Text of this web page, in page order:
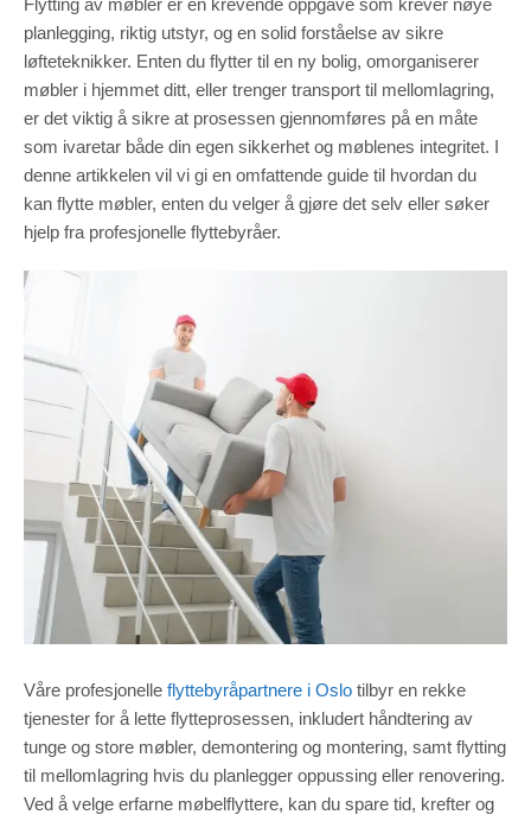
Flytting av møbler er en krevende oppgave som krever nøye
planlegging, riktig utstyr, og en solid forståelse av sikre
løfteteknikker. Enten du flytter til en ny bolig, omorganiserer
møbler i hjemmet ditt, eller trenger transport til mellomlagring,
er det viktig å sikre at prosessen gjennomføres på en måte
som ivaretar både din egen sikkerhet og møblenes integritet. I
denne artikkelen vil vi gi en omfattende guide til hvordan du
kan flytte møbler, enten du velger å gjøre det selv eller søker
hjelp fra profesjonelle flyttebyråer.
Våre profesjonelle flyttebyråpartnere i Oslo tilbyr en rekke
tjenester for å lette flytteprosessen, inkludert håndtering av
tunge og store møbler, demontering og montering, samt flytting
til mellomlagring hvis du planlegger oppussing eller renovering.
Ved å velge erfarne møbelflyttere, kan du spare tid, krefter og